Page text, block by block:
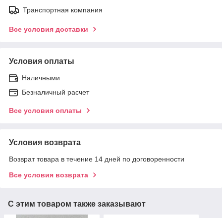
Транспортная компания
Все условия доставки
Условия оплаты
Наличными
Безналичный расчет
Все условия оплаты
Условия возврата
Возврат товара в течение 14 дней по договоренности
Все условия возврата
С этим товаром также заказывают